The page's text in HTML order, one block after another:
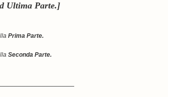
Ultima Parte.]
Prima Parte.
Seconda Parte.